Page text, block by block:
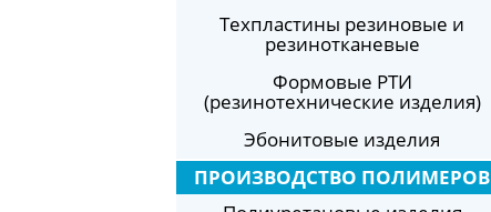
Техпластины резиновые и
резинотканевые
Формовые РТИ
(резинотехнические изделия)
Эбонитовые изделия
ПРОИЗВОДСТВО ПОЛИМЕРОВ